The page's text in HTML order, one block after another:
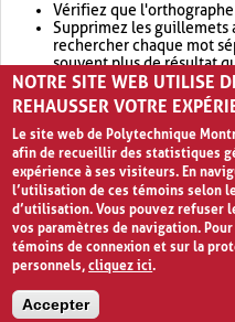
Vérifiez que
Supprimez les guillemets
rechercher chaque mot
souvent plus de résultat
Envisagez d'élargir votre
retournera souvent plus
NOTRE SITE WEB UTILISE
REHAUSSER VOTRE
Le site web de Polytechnique
afin de recueillir des statistiques
expérience à ses visiteurs. En
l’utilisation de ces témoins selon
d’utilisation. Vous pouvez refuser
vos paramètres de navigation.
témoins de connexion et sur la
personnels,cliquez ici.
Accepter